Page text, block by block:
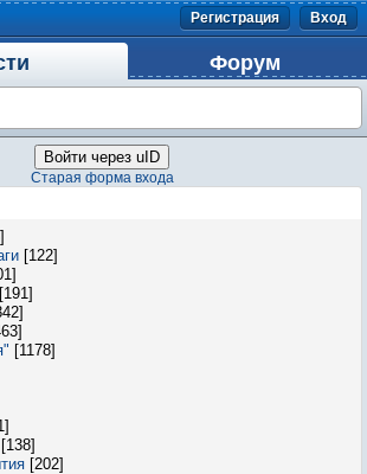
Регистрация Вход
Форум
Войти через uID
Старая форма входа
[122]
[191]
[1178]
[138]
[202]